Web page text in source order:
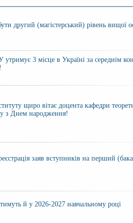
другий (магістерський) рівень вищої
3 місце в Україні за середнім
щиро вітає доцента кафедри
з Днем народження!
заяв вступників на перший
й у 2026-2027 навчальному році